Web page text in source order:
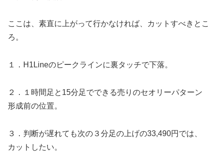
ここは、素直に上がって行かなければ、カットすべきとこ
ろ。
１．H1Lineのピークラインに裏タッチで下落。
２．１時間足と15分足でできる売りのセオリーパターン
形成前の位置。
３．判断が遅れても次の３分足の上げの33,490円では、
カットしたい。